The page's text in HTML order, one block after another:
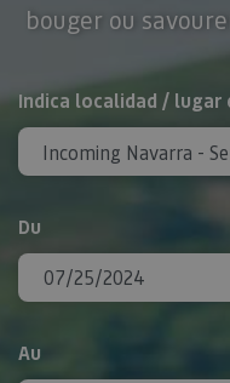
bouger ou
Rechercher
Indica localidad / lugar
Du
Au